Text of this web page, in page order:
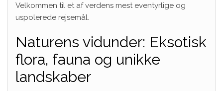
Velkommen til et af verdens mest eventyrlige og
uspolerede rejsemål.
Naturens vidunder: Eksotisk
flora, fauna og unikke
landskaber